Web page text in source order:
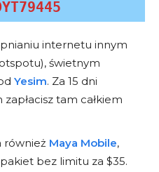
rabatowe
internetu innym
świetnym
Yesim. Za 15 dni
tam całkiem
również Maya Mobile,
bez limitu za $35.